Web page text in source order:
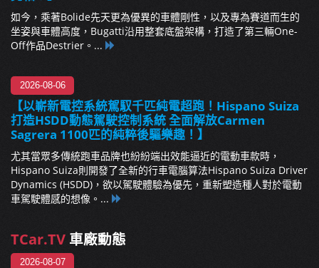
如今，乘著Bolide先天更為優異的車體剛性，以及專為賽道而生的
坐姿與車體高度，Bugatti沿用整套底盤架構，打造了第三輛One-
Off作品Destrier。...
2026-08-06
【以嶄新電控系統駕馭千匹純電超跑！Hispano Suiza
打造HSDD動態駕駛控制系統 全面解放Carmen
Sagrera 1100匹的純粹後驅樂趣！】
尤其當眾多傳統跑車品牌也紛紛端出效能逼近的電動車款時，
Hispano Suiza則開發了全新的行車電腦算法Hispano Suiza Driver
Dynamics (HSDD)，欲以駕駛體驗為優先，重新塑造種人對於電動
車駕駛體感的想像。...
TCar.TV 車廠動態
2026-08-07